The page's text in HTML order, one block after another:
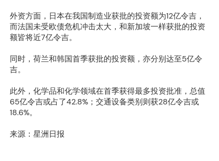
外资方面，日本在我国制造业获批的投资额为12亿令吉，
而法国未受欧债危机冲击太大，和新加坡一样获批的投资
额皆将近7亿令吉。
同时，荷兰和韩国首季获批的投资额，亦分别达至5亿令
吉。
此外，化学品和化学领域在首季获得最多投资批准，总值
65亿令吉或占了42.8%；交通设备类别则获28亿令吉或
18.6%。
来源：星洲日报